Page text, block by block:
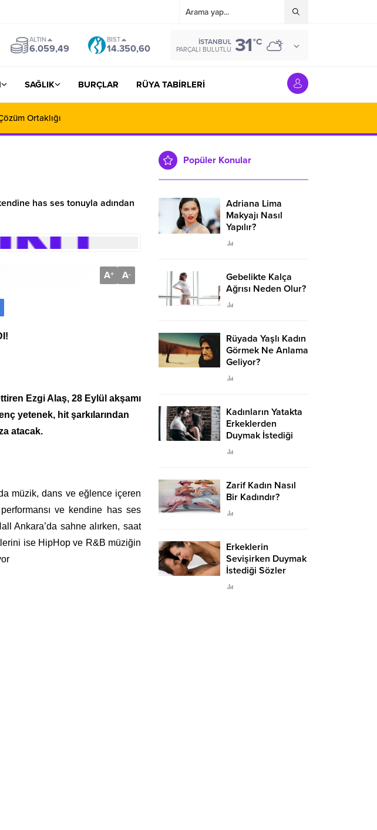
ALTIN
6.059,49
BIST
14.350,60
İSTANBUL
PARÇALI BULUTLU 31°C
SAĞLIK BURÇLAR RÜYA TABİRLERİ
Ortaklığı
has ses tonuyla adından
A+ A-
Ezgi Alaş, 28 Eylül akşamı
yetenek, hit şarkılarından
atacak.
müzik, dans ve eğlence içeren
ve kendine has ses
Ankara’da sahne alırken, saat
ise HipHop ve R&B müziğin
Popüler Konular
Adriana Lima
Makyajı Nasıl
Yapılır?
Gebelikte Kalça
Ağrısı Neden Olur?
Rüyada Yaşlı Kadın
Görmek Ne Anlama
Geliyor?
Kadınların Yatakta
Erkeklerden
Duymak İstediği
Sözler
Zarif Kadın Nasıl
Bir Kadındır?
Erkeklerin
Sevişirken Duymak
İstediği Sözler
Neler?